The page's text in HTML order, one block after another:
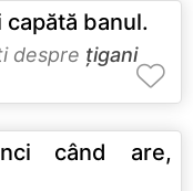
banul.
despre țigani
când are,